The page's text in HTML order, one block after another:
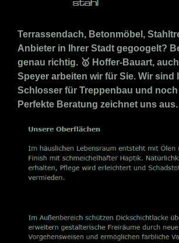
Terrassendach, Betonmöbel,
Anbieter in Ihrer Stadt gegoogelt?
genau richtig. 🥇 Hoffer-Bauart,
Speyer arbeiten wir für Sie. Wir sind
Schlosser für Treppenbau und noch
Perfekte Beratung zeichnet uns aus.